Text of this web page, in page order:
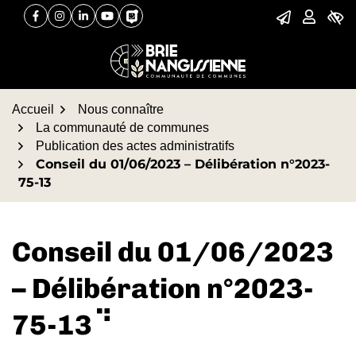
Gestion des traceurs
Aller
Aller
Aller
page
Facebook
(ouverture dans un nouvel onglet)
Instagram
(ouverture dans un nouvel onglet)
Linkedin
(ouverture dans un nouvel onglet)
YouTube
(ouverture dans un nouvel onglet)
PanneauPocket
(ouverture dans un nouvel onglet)
Accueil
Nous connaître
La communauté de communes
Publication des actes administratifs
Conseil du 01/06/2023 – Délibération n°2023-
75-13
Conseil du 01/06/2023
– Délibération n°2023-
75-13